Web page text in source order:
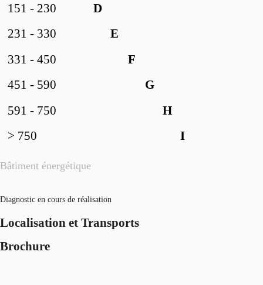
Bâtiment énergétique
D
151 - 230
E
231 - 330
F
331 - 450
G
451 - 590
H
591 - 750
I
> 750
Diagnostic en cours de réalisation
Localisation et Transports
Brochure